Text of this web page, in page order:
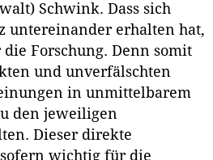
Schwink. Dass sich
untereinander erhalten hat,
Forschung. Denn somit
und unverfälschten
in unmittelbarem
den jeweiligen
Dieser direkte
wichtig für die